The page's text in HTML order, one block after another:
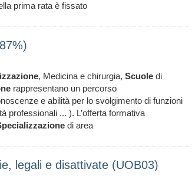
prima rata è fissato
, Medicina e chirurgia, Scuole di
rappresentano un percorso
e abilità per lo svolgimento di funzioni
professionali ... ). L’offerta formativa
di area
legali e disattivate (UOB03)